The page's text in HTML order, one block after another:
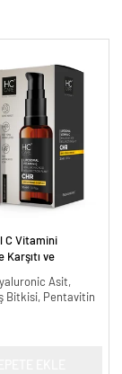
C Vitamini
Karşıtı ve
Asit,
Bitkisi, Pentavitin